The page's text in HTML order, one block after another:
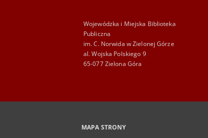
Wojewódzka i Miejska Biblioteka
Publiczna
im. C. Norwida w Zielonej Górze
al. Wojska Polskiego 9
65-077 Zielona Góra
MAPA STRONY